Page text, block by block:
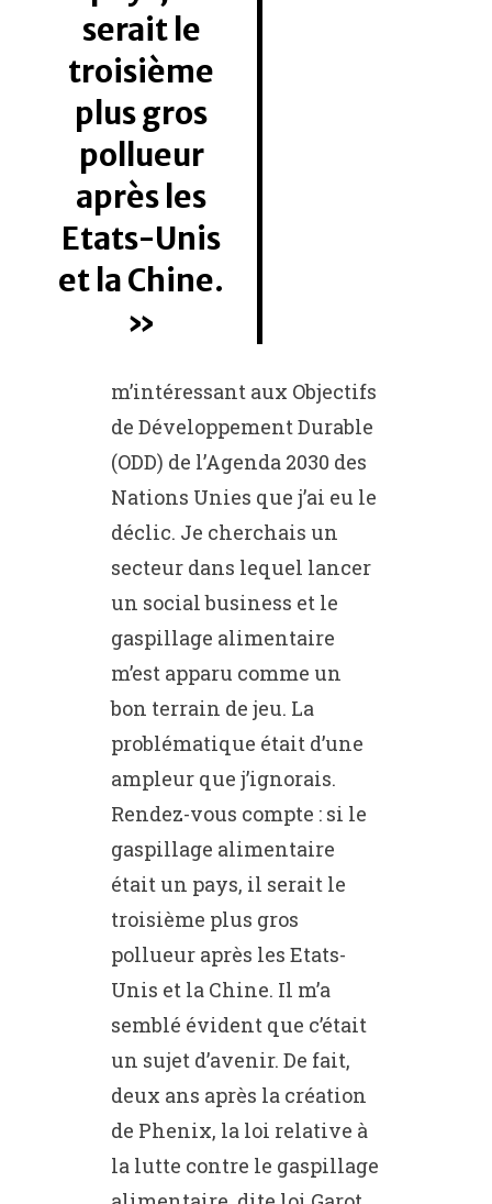
serait le
troisième
plus gros
pollueur
après les
Etats-Unis
et la Chine.
m’intéressant aux Objectifs
de Développement Durable
(ODD) de l’Agenda 2030 des
Nations Unies que j’ai eu le
déclic. Je cherchais un
secteur dans lequel lancer
un social business et le
gaspillage alimentaire
m’est apparu comme un
bon terrain de jeu. La
problématique était d’une
ampleur que j’ignorais.
Rendez-vous compte : si le
gaspillage alimentaire
était un pays, il serait le
troisième plus gros
pollueur après les Etats-
Unis et la Chine. Il m’a
semblé évident que c’était
un sujet d’avenir. De fait,
deux ans après la création
de Phenix, la loi relative à
la lutte contre le gaspillage